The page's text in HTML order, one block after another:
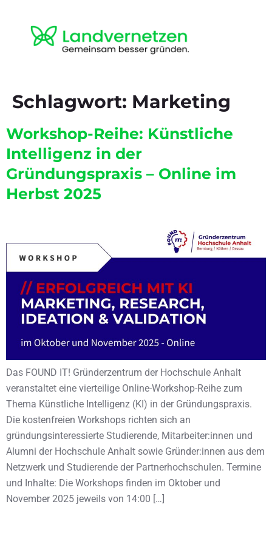
Schlagwort: Marketing
Workshop-Reihe: Künstliche
Intelligenz in der
Gründungspraxis – Online im
Herbst 2025
Das FOUND IT! Gründerzentrum der Hochschule Anhalt
veranstaltet eine vierteilige Online-Workshop-Reihe zum
Thema Künstliche Intelligenz (KI) in der Gründungspraxis.
Die kostenfreien Workshops richten sich an
gründungsinteressierte Studierende, Mitarbeiter:innen und
Alumni der Hochschule Anhalt sowie Gründer:innen aus dem
Netzwerk und Studierende der Partnerhochschulen. Termine
und Inhalte: Die Workshops finden im Oktober und
November 2025 jeweils von 14:00 […]